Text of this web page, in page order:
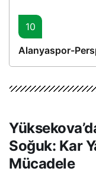
10
Alanyaspor-
Soğuk: Kar
Mücadele